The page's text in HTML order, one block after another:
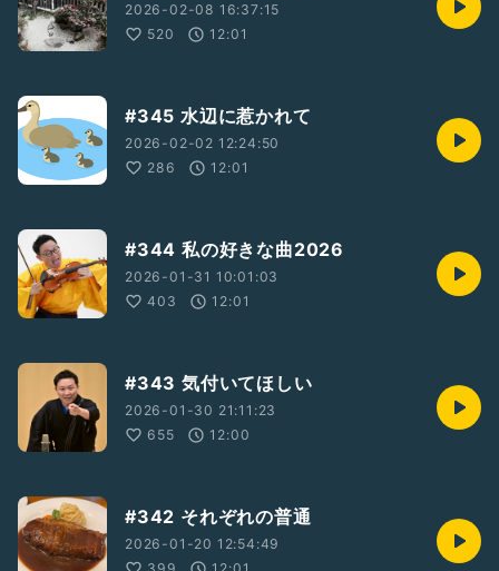
2026-02-08 16:37:15
520
12:01
#345 水辺に惹かれて
2026-02-02 12:24:50
286
12:01
#344 私の好きな曲2026
2026-01-31 10:01:03
403
12:01
#343 気付いてほしい
2026-01-30 21:11:23
655
12:00
#342 それぞれの普通
2026-01-20 12:54:49